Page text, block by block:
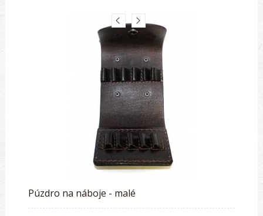
Púzdro na náboje - malé